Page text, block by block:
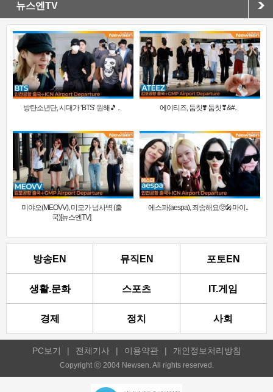
뉴스엔TV
방탄소년단, 시대가 ‘BTS’ 원해🎵 .. 에이티즈, 둠칫❣️ 둠칫❣&#..
미야오(MEOVV), 미모가 넘사벽 (출
국)[뉴스엔TV]
에스파(aespa), 죄송해요🥺🎤마이..
방송EN 뮤직EN 포토EN
생활.문화 스포츠 IT.게임
경제 정치 사회
PC보기 | 전체기사 | 이용약관 | 개인정보처리방침
Copyright ⓒ 2004 Newsen. All rights reserved.